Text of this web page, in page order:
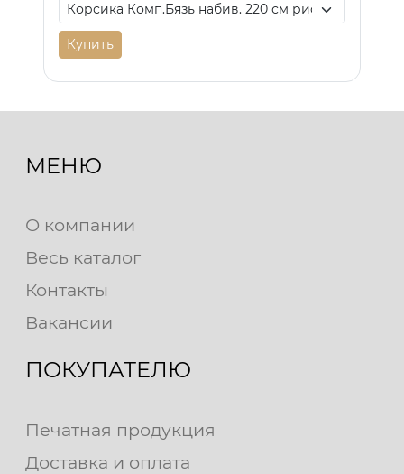
Купить
МЕНЮ
О компании
Весь каталог
Контакты
Вакансии
ПОКУПАТЕЛЮ
Печатная продукция
Доставка и оплата